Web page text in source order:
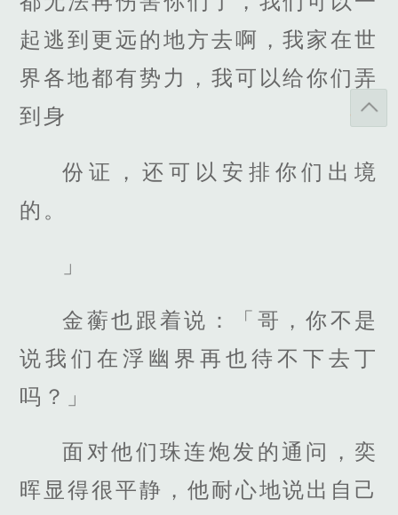
起逃到更远的地方去啊，我家在世
界各地都有势力，我可以给你们弄
到身
份证，还可以安排你们出境
的。
」
金蘅也跟着说：「哥，你不是
说我们在浮幽界再也待不下去丁
吗？」
面对他们珠连炮发的通问，奕
晖显得很平静，他耐心地说出自己